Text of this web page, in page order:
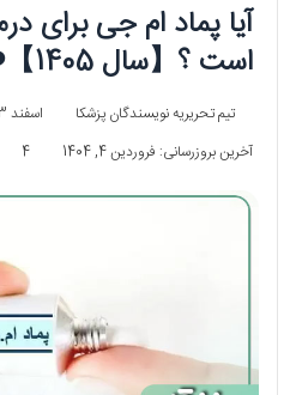
آیا پماد ام جی برای
است ؟【سال 1405】❤️
تیم تحریریه نویسندگان پزشکا
اسفند 13, 1402
آخرین بروزرسانی: فروردین 4, 1404
4